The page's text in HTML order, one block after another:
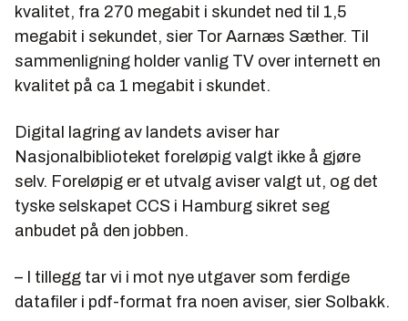
kvalitet, fra 270 megabit i skundet ned til 1,5
megabit i sekundet, sier Tor Aarnæs Sæther. Til
sammenligning holder vanlig TV over internett en
kvalitet på ca 1 megabit i skundet.
Digital lagring av landets aviser har
Nasjonalbiblioteket foreløpig valgt ikke å gjøre
selv. Foreløpig er et utvalg aviser valgt ut, og det
tyske selskapet CCS i Hamburg sikret seg
anbudet på den jobben.
– I tillegg tar vi i mot nye utgaver som ferdige
datafiler i pdf-format fra noen aviser, sier Solbakk.